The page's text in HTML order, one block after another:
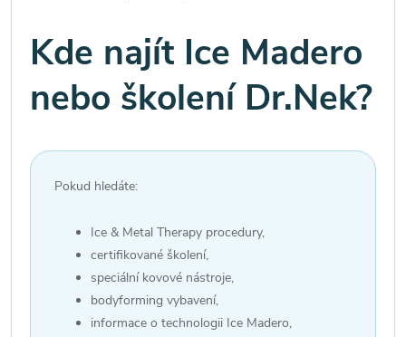
Kde najít Ice Madero
nebo školení Dr.Nek?
Pokud hledáte:
Ice & Metal Therapy procedury,
certifikované školení,
speciální kovové nástroje,
bodyforming vybavení,
informace o technologii Ice Madero,